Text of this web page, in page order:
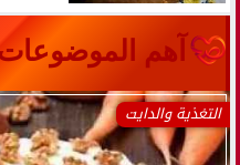
آهم
التغذية والدايت